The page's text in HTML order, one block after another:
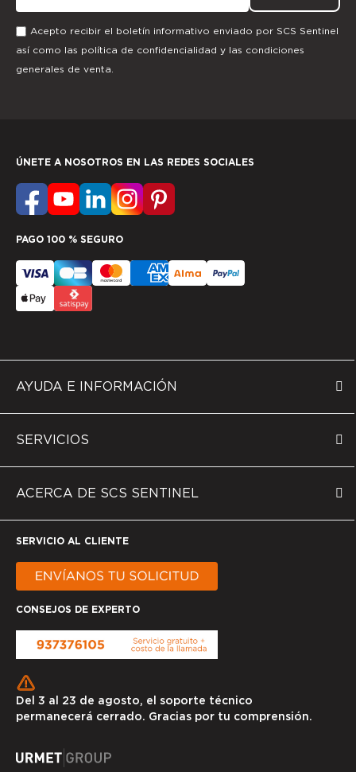
Acepto recibir el boletín informativo enviado por SCS Sentinel
así como las política de confidencialidad y las condiciones
generales de venta.
AYUDA E INFORMACIÓN
SERVICIOS
ACERCA DE SCS SENTINEL
SERVICIO AL CLIENTE
CONSEJOS DE EXPERTO
Del 3 al 23 de agosto, el soporte técnico
permanecerá cerrado. Gracias por tu comprensión.
ÚNETE A NOSOTROS EN LAS REDES SOCIALES
PAGO 100 % SEGURO